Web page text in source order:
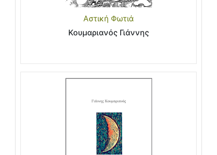
Αστική Φωτιά
Κουμαριανός Γιάννης